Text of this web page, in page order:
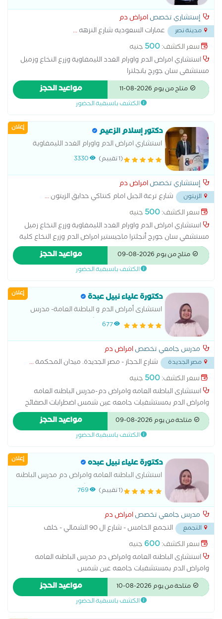
إستشاري تخصصامراض دم
مدينة نصر عمارات السعوديه شارع النزهه...
سعر الكشف:500 جنيه
استشاري امراض الدم واورام الغدد الليمفاوية وزرع النخاع وزميل
مستشفى سان جورج بانجلترا
متاح من يوم 2026-08-11 مواعيد الحجز
الكشف باسبقية الحضور
إعلان دكتور إسلام الزعيم
استشاري امراض الدم واورام الغدد الليمفاوية
(1 تقييم) 3330
إستشاري تخصصامراض دم
الزيتون شارع ترعة الجبل امام كنتاكي حدايق الزيتون...
سعر الكشف:500 جنيه
استشاري امراض الدم واورام الغدد الليمفاوية وزرع النخاع زميل
مستشفي سان جورج أنجلترا ماجيستير امراض الدم وزرع النخاع كلية
الطب جامعة عين شمس دكتوراة أمراض الدم وزرع النخاع
متاح من يوم 2026-08-09 مواعيد الحجز
الكشف باسبقية الحضور
إعلان دكتورة علياء نبيل عبدة
استشارى أمراض الدم و الباطنة العامة- مدرس
بكلية طب جامعة عين شمس
677
مدرس جامعي تخصصامراض دم
مصر الجديدة شارع الحجاز - مصر الجديدة. ميدان المحكمة...
سعر الكشف:500 جنيه
استشارى الباطنه العامه وامراض دم-مدرس الباطنه العامه
وامراض الدم بمستشفيات جامعه عين شمس اضطرابات الصفائح
الدموية، أمراض النزيف والتجلط، وأورام الدم مثل اللوكيميا
والليمفوما. قراءة وتحليل فحوصات الدم المعملية متابعة حالات نقل
الدم التعامل مع حالات نقص المناعة المرتبطة بالدم استخدام
متاحة من يوم 2026-08-09 مواعيد الحجز
الكشف باسبقية الحضور
إعلان دكتورة علياء نبيل عبده
استشارى الباطنه العامه وامراض دم مدرس الباطنه
العامه وامراض الدم بمستشفيات جامعه عين
(1 تقييم) 769
مدرس جامعي تخصصامراض دم
التجمع
التجمع الخامس - شارع ال 90 الشمالي - خلف
المستشفي الجوي...سعر الكشف:600 جنيه
استشارى الباطنه العامه وامراض دم مدرس الباطنه العامه
وامراض الدم بمستشفيات جامعه عين شمس
متاحة من يوم 2026-08-10 مواعيد الحجز
الكشف باسبقية الحضور